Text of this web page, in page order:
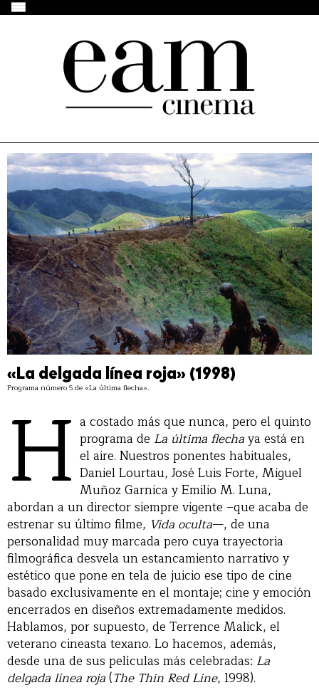
«La delgada línea roja» (1998)
Programa número 5 de «La última flecha».
H a costado más que nunca, pero el quinto
programa de La última flechaya está en
el aire. Nuestros ponentes habituales,
Daniel Lourtau, José Luis Forte, Miguel
Muñoz Garnica y Emilio M. Luna,
abordan a un director siempre vigente –que acaba de
estrenar su último filme, Vida oculta—, de una
personalidad muy marcada pero cuya trayectoria
filmográfica desvela un estancamiento narrativo y
estético que pone en tela de juicio ese tipo de cine
basado exclusivamente en el montaje; cine y emoción
encerrados en diseños extremadamente medidos.
Hablamos, por supuesto, de Terrence Malick, el
veterano cineasta texano. Lo hacemos, además,
desde una de sus películas más celebradas: La
delgada línea roja(The Thin Red Line, 1998).